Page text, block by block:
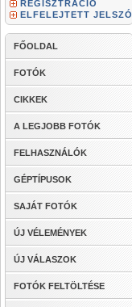
REGISZTRÁCIÓ
ELFELEJTETT JELSZÓ
FŐOLDAL
FOTÓK
CIKKEK
A LEGJOBB FOTÓK
FELHASZNÁLÓK
GÉPTÍPUSOK
SAJÁT FOTÓK
ÚJ VÉLEMÉNYEK
ÚJ VÁLASZOK
FOTÓK FELTÖLTÉSE